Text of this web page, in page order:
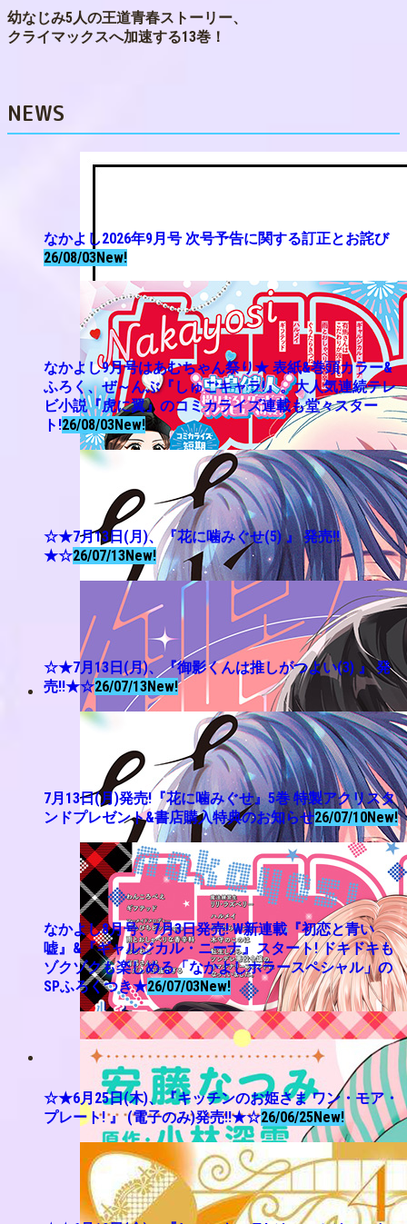
幼なじみ5人の王道青春ストーリー、
クライマックスへ加速する13巻！
NEWS
なかよし2026年9月号 次号予告に関する訂正とお詫び
26/08/03New!
なかよし9月号はあむちゃん祭り★ 表紙&巻頭カラー&
ふろく、ぜ～んぶ『しゅごキャラ!』。大人気連続テレ
ビ小説『虎に翼』のコミカライズ連載も堂々スター
ト!26/08/03New!
☆★7月13日(月)、『花に噛みぐせ(5) 』 発売!!
★☆26/07/13New!
☆★7月13日(月)、『御影くんは推しがつよい(3) 』 発
売!!★☆26/07/13New!
7月13日(月)発売!『花に噛みぐせ』5巻 特製アクリスタ
ンドプレゼント&書店購入特典のお知らせ26/07/10New!
なかよし8月号、7月3日発売! W新連載『初恋と青い
嘘』&『ギャルジカル・ニーナ』スタート! ドキドキも
ゾクゾクも楽しめる「なかよしホラースペシャル」の
SPふろくつき★26/07/03New!
☆★6月25日(木)、『キッチンのお姫さま ワン・モア・
プレート! 』 (電子のみ)発売!!★☆26/06/25New!